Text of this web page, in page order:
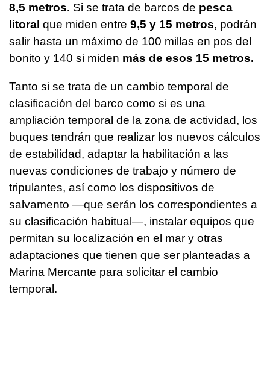
8,5 metros. Si se trata de barcos de pesca
litoral que miden entre 9,5 y 15 metros, podrán
salir hasta un máximo de 100 millas en pos del
bonito y 140 si miden más de esos 15 metros.
Tanto si se trata de un cambio temporal de
clasificación del barco como si es una
ampliación temporal de la zona de actividad, los
buques tendrán que realizar los nuevos cálculos
de estabilidad, adaptar la habilitación a las
nuevas condiciones de trabajo y número de
tripulantes, así como los dispositivos de
salvamento —que serán los correspondientes a
su clasificación habitual—, instalar equipos que
permitan su localización en el mar y otras
adaptaciones que tienen que ser planteadas a
Marina Mercante para solicitar el cambio
temporal.